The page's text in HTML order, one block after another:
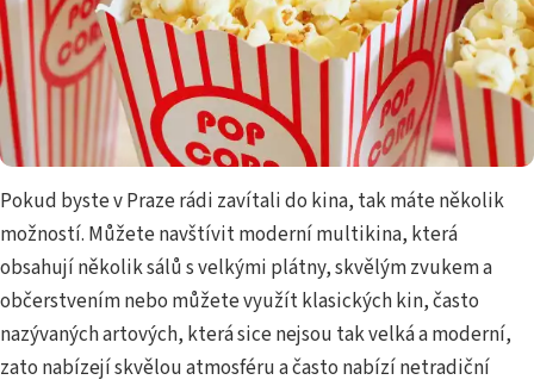
Pokud byste v Praze rádi zavítali do kina, tak máte několik
možností. Můžete navštívit moderní multikina, která
obsahují několik sálů s velkými plátny, skvělým zvukem a
občerstvením nebo můžete využít klasických kin, často
nazývaných artových, která sice nejsou tak velká a moderní,
zato nabízejí skvělou atmosféru a často nabízí netradiční